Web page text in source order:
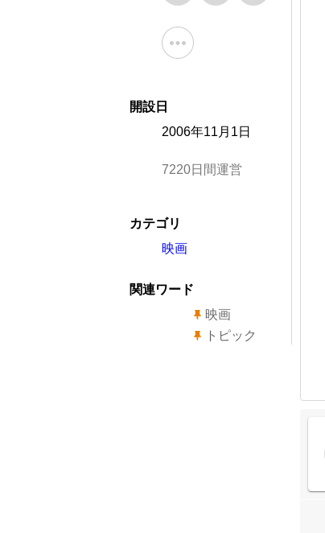
開設日
2006年11月1日
7220日間運営
カテゴリ
映画
関連ワード
映画
トピック